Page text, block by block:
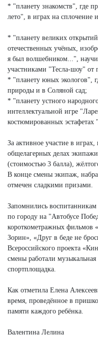
* "планету знакомств", где
лето", в играх на сплочение
* "планету великих
отечественных учёных,
я был волшебником...",
участниками "Тесла-шоу" от
* "планету юных экологов",
природы и в Соляной сад;
* "планету устного
интеллектуальной игре
костюмированных эстафетах
За активное участие в
общелагерных делах
(стоимостью 3 балла),
В конце смены экипаж,
отмечен сладкими призами.
Запомнились воспитанникам
по городу на "Автобусе
короткометражных
Зорин», «Друг в беде не
Всероссийского проекта
смены работали музыкальная
спортплощадка.
Как отметила Елена
время, проведённое в
памяти каждого ребёнка.
Валентина Лелина